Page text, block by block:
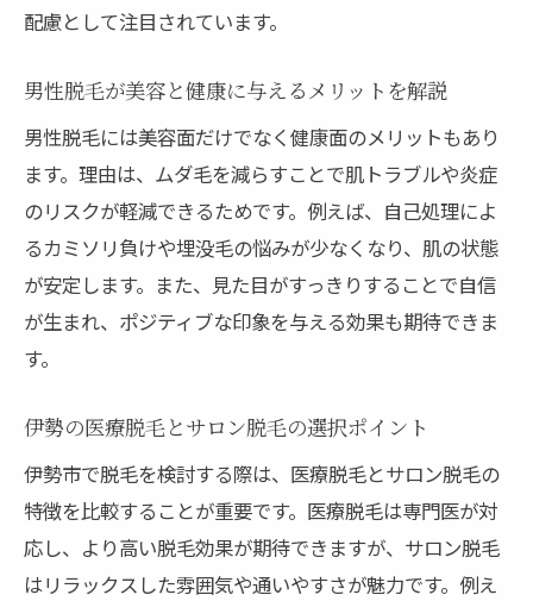
痛みや施術回数の違いをわかりやすく解説
ト
脱毛で重視したい安全性と信頼性の視点
自分に最適な脱毛方法を見つけるための基
準
施術回数や痛みへの不安を解消するポイント
VIO脱毛の平均施術回数と効果的な通い方
痛みを軽減する最新の脱毛テクニック紹介
男性脱毛で多い悩みとその対策を詳しく紹
介
安心して続けられる脱毛サロンの選び方
施術回数ごとの変化と結果を理解しよう
脱毛後の肌ケアと性行為に関する注意点
配慮として注目されています。
男性脱毛が美容と健康に与えるメリットを解説
男性脱毛には美容面だけでなく健康面のメリットもあり
ます。理由は、ムダ毛を減らすことで肌トラブルや炎症
のリスクが軽減できるためです。例えば、自己処理によ
るカミソリ負けや埋没毛の悩みが少なくなり、肌の状態
が安定します。また、見た目がすっきりすることで自信
が生まれ、ポジティブな印象を与える効果も期待できま
す。
伊勢の医療脱毛とサロン脱毛の選択ポイント
伊勢市で脱毛を検討する際は、医療脱毛とサロン脱毛の
特徴を比較することが重要です。医療脱毛は専門医が対
応し、より高い脱毛効果が期待できますが、サロン脱毛
はリラックスした雰囲気や通いやすさが魅力です。例え